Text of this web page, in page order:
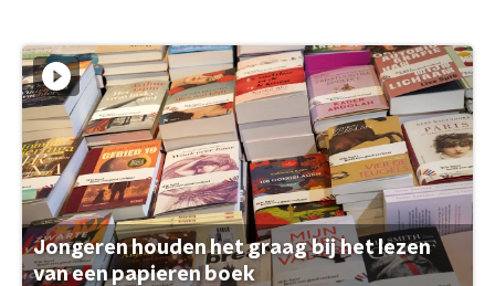
Jongeren houden het graag bij het lezen
van een papieren boek